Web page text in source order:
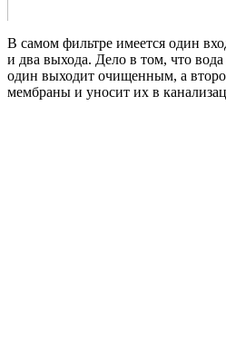
В самом фильтре имеется один
и два выхода. Дело в том, что вода
один выходит очищенным, а
мембраны и уносит их в